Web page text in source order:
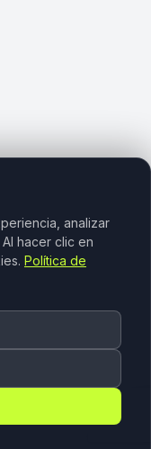
analizar
hacer clic en
Política de